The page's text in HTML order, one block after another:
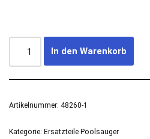
In den Warenkorb
Artikelnummer: 48260-1
Kategorie: Ersatzteile Poolsauger